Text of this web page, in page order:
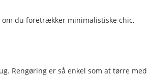
du foretrækker minimalistiske chic,
Rengøring er så enkel som at tørre med